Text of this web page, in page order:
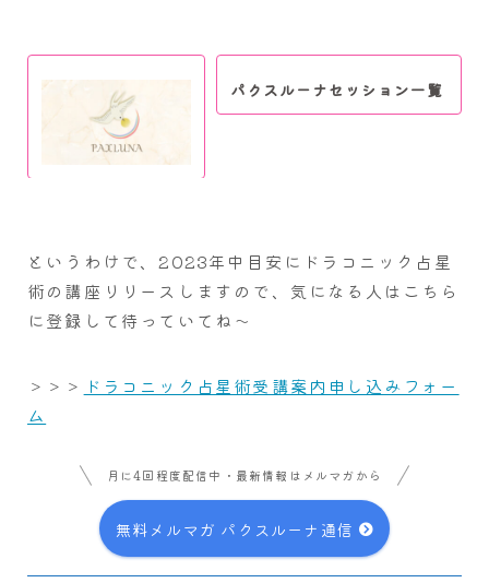
パクスルーナセッション一覧
というわけで、2023年中目安にドラコニック占星
術の講座リリースしますので、気になる人はこちら
に登録して待っていてね～
＞＞＞ ドラコニック占星術受講案内申し込みフォー
ム
月に4回程度配信中・最新情報はメルマガから
無料メルマガ パクスルーナ通信